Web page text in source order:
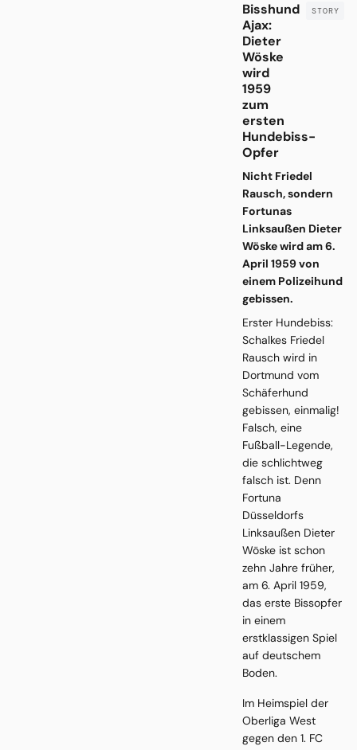
Bisshund
Ajax:
Dieter
Wöske
wird
1959
zum
ersten
Hundebiss-
Opfer
Nicht Friedel
Rausch, sondern
Fortunas
Linksaußen Dieter
Wöske wird am 6.
April 1959 von
einem Polizeihund
gebissen.
Erster Hundebiss:
Schalkes Friedel
Rausch wird in
Dortmund vom
Schäferhund
gebissen, einmalig!
Falsch, eine
Fußball-Legende,
die schlichtweg
falsch ist. Denn
Fortuna
Düsseldorfs
Linksaußen Dieter
Wöske ist schon
zehn Jahre früher,
am 6. April 1959,
das erste Bissopfer
in einem
erstklassigen Spiel
auf deutschem
Boden.
Im Heimspiel der
Oberliga West
gegen den 1. FC